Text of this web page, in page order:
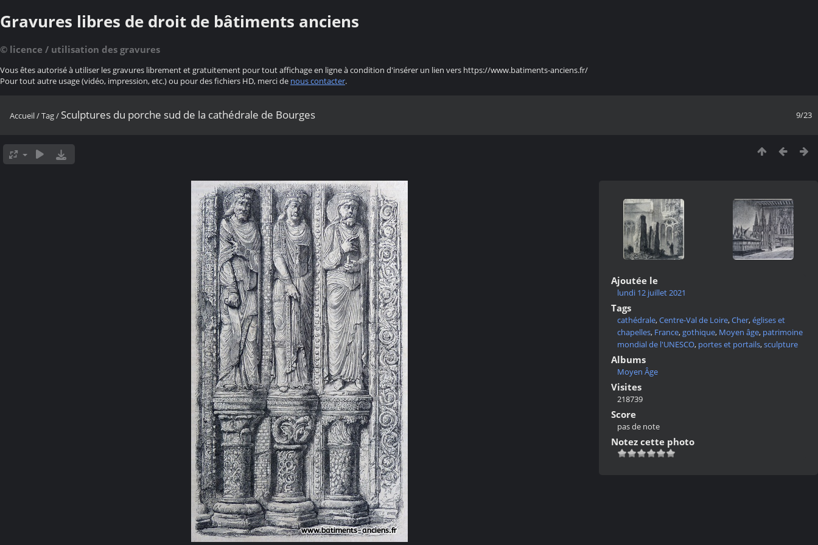
Gravures libres de droit de bâtiments anciens
© licence / utilisation des gravures
Vous êtes autorisé à utiliser les gravures librement et gratuitement pour tout affichage en ligne à condition d'insérer un lien vers https://www.batiments-anciens.fr/
Pour tout autre usage (vidéo, impression, etc.) ou pour des fichiers HD, merci de nous contacter.
9/23
Accueil/Tag/ Sculptures du porche sud de la cathédrale de Bourges
Ajoutée le
lundi 12 juillet 2021
Tags
cathédrale,Centre-Val de Loire,Cher,églises et
chapelles, France,gothique, Moyen âge, patrimoine
mondial de l'UNESCO, portes et portails,sculpture
Albums
Moyen Âge
Visites
218739
Score
pas de note
Notez cette photo